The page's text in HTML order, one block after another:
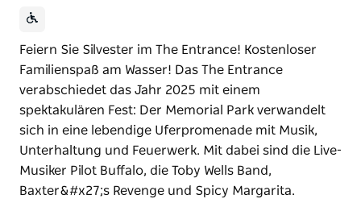
Feiern Sie Silvester im The Entrance! Kostenloser
Familienspaß am Wasser! Das The Entrance
verabschiedet das Jahr 2025 mit einem
spektakulären Fest: Der Memorial Park verwandelt
sich in eine lebendige Uferpromenade mit Musik,
Unterhaltung und Feuerwerk. Mit dabei sind die Live-
Musiker Pilot Buffalo, die Toby Wells Band,
Baxter&#x27;s Revenge und Spicy Margarita.